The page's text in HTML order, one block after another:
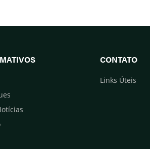
CONTATO
Links Úteis